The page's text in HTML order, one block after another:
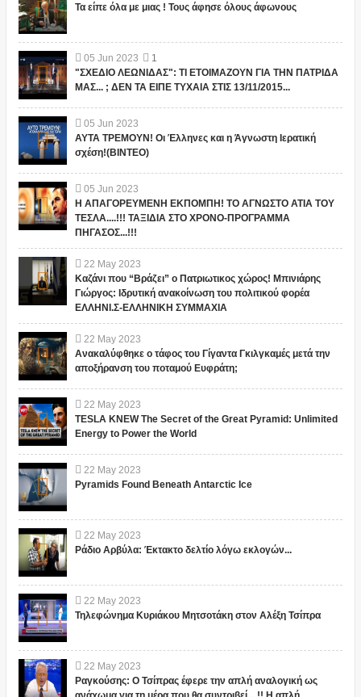
Τα είπε όλα με μιας ! Τους άφησε όλους άφωνους
05 Jun 2023
1
"ΣΧΕΔΙΟ ΛΕΩΝΙΔΑΣ": ΤΙ ΕΤΟΙΜΑΖΟΥΝ ΓΙΑ ΤΗΝ ΠΑΤΡΙΔΑ
ΜΑΣ... ; ΔΕΝ ΤΑ ΕΙΠΕ ΤΥΧΑΙΑ ΣΤΙΣ 13/11/2015...
05 Jun 2023
ΑΥΤΑ ΤΡΕΜΟΥΝ! Οι Έλληνες και η Άγνωστη Ιερατική
σχέση!(ΒΙΝΤΕΟ)
05 Jun 2023
Η ΑΠΑΓΟΡΕΥΜΕΝΗ ΕΚΠΟΜΠΗ! ΤΟ ΑΓΝΩΣΤΟ ΑΤΙΑ ΤΟΥ
ΤΕΣΛΑ....!!! ΤΑΞΙΔΙΑ ΣΤΟ ΧΡΟΝΟ-ΠΡΟΓΡΑΜΜΑ
ΠΗΓΑΣΟΣ...!!!
22 May 2023
Καζάνι που “Βράζει” ο Πατριωτικος χώρος! Μπινιάρης
Γιώργος: Ιδρυτική ανακοίνωση του πολιτικού φορέα
ΕΛΛΗΝΙ.Σ-ΕΛΛΗΝΙΚΗ ΣΥΜΜΑΧΙΑ
22 May 2023
Ανακαλύφθηκε ο τάφος του Γίγαντα Γκιλγκαμές μετά την
αποξήρανση του ποταμού Ευφράτη;
22 May 2023
TESLA KNEW The Secret of the Great Pyramid: Unlimited
Energy to Power the World
22 May 2023
Pyramids Found Beneath Antarctic Ice
22 May 2023
Ράδιο Αρβύλα: Έκτακτο δελτίο λόγω εκλογών...
22 May 2023
Τηλεφώνημα Κυριάκου Μητσοτάκη στον Αλέξη Τσίπρα
22 May 2023
Ραγκούσης: Ο Τσίπρας έφερε την απλή αναλογική ως